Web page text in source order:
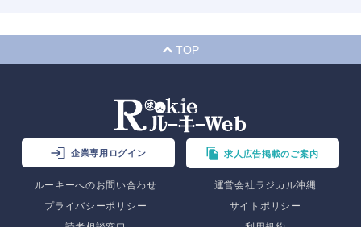
TOP
企業専用ログイン 求人広告掲載のご案内
ルーキーへのお問い合わせ
運営会社ラジカル沖縄
プライバシーポリシー
サイトポリシー